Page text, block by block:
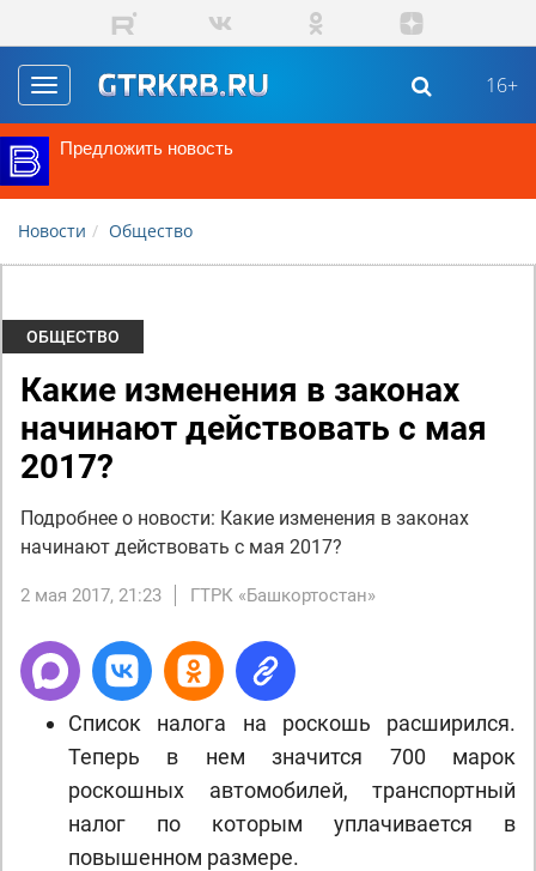
Перейти к основному содержанию
Toggle
navigation
16+
Предложить новость
Новости Общество
ОБЩЕСТВО
Какие изменения в законах
начинают действовать с мая
2017?
Подробнее о новости: Какие изменения в законах
начинают действовать с мая 2017?
2 мая 2017, 21:23 ГТРК «Башкортостан»
Список налога на роскошь расширился.
Теперь в нем значится 700 марок
роскошных автомобилей, транспортный
налог по которым уплачивается в
повышенном размере.